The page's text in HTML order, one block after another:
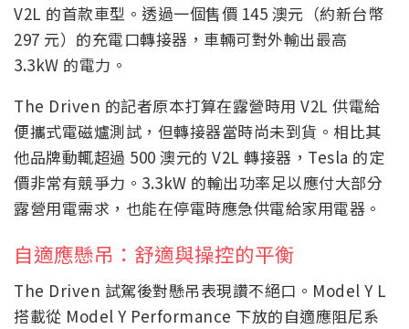
V2L 的首款車型。透過一個售價 145 澳元（約新台幣
297 元）的充電口轉接器，車輛可對外輸出最高
3.3kW 的電力。
The Driven 的記者原本打算在露營時用 V2L 供電給
便攜式電磁爐測試，但轉接器當時尚未到貨。相比其
他品牌動輒超過 500 澳元的 V2L 轉接器，Tesla 的定
價非常有競爭力。3.3kW 的輸出功率足以應付大部分
露營用電需求，也能在停電時應急供電給家用電器。
自適應懸吊：舒適與操控的平衡
The Driven 試駕後對懸吊表現讚不絕口。Model Y L
搭載從 Model Y Performance 下放的自適應阻尼系